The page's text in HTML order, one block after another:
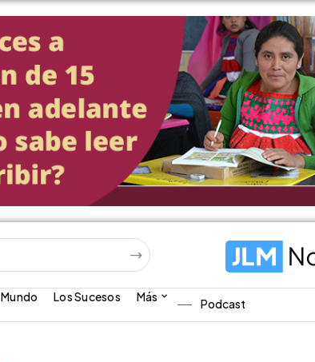
Mundo Los Sucesos Más Podcast